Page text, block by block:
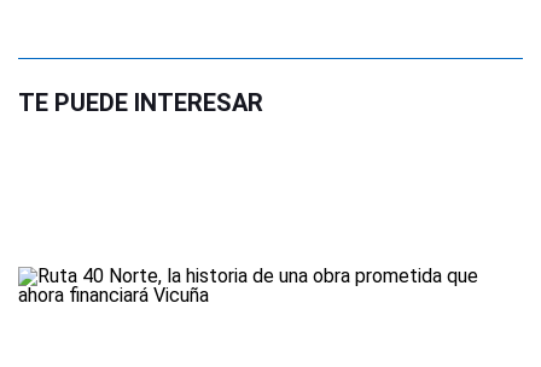
TE PUEDE INTERESAR